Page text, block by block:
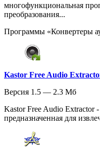
многофункциональная
преобразования...
Программы «Конвертеры
Kastor Free Audio
Версия 1.5 — 2.3 Мб
Kastor Free Audio Extractor
предназначенная для